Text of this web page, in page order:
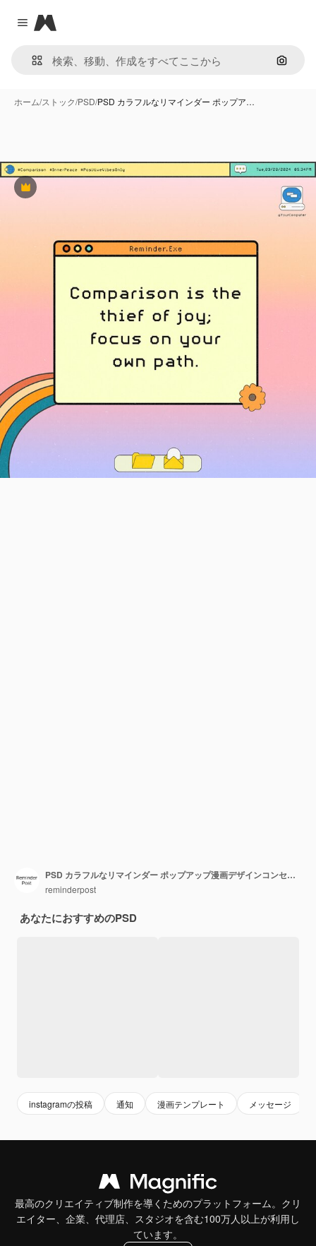
Close menu
Magnific
画像で
ホーム/ストック/PSD/PSD カラフルなリマインダー ポップア…
Premium
PSD カラフルなリマインダー ポップアップ漫画デザインコンセプト ソーシャルメディアとインスタグラムポストテンプレート
reminderpost
あなたにおすすめのPSD
instagramの投稿 通知 漫画テンプレート メッセージ
最高のクリエイティブ制作を導くためのプラットフォーム。クリ
エイター、企業、代理店、スタジオを含む100万人以上が利用し
ています。